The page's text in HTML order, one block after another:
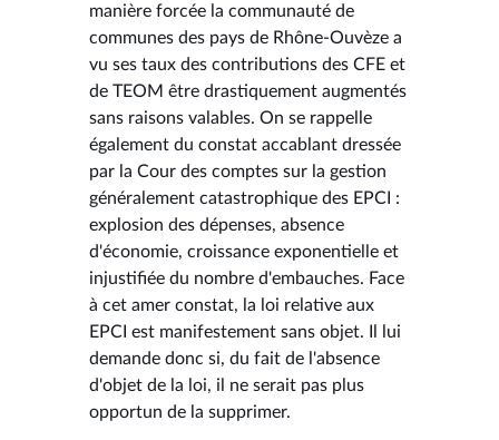
manière forcée la communauté de
communes des pays de Rhône-Ouvèze a
vu ses taux des contributions des CFE et
de TEOM être drastiquement augmentés
sans raisons valables. On se rappelle
également du constat accablant dressée
par la Cour des comptes sur la gestion
généralement catastrophique des EPCI :
explosion des dépenses, absence
d'économie, croissance exponentielle et
injustifiée du nombre d'embauches. Face
à cet amer constat, la loi relative aux
EPCI est manifestement sans objet. Il lui
demande donc si, du fait de l'absence
d'objet de la loi, il ne serait pas plus
opportun de la supprimer.